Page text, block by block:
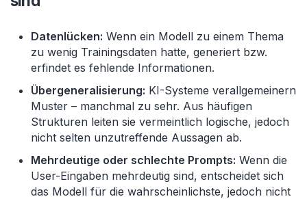
Datenlücken: Wenn ein Modell zu einem Thema
zu wenig Trainingsdaten hatte, generiert bzw.
erfindet es fehlende Informationen.
Übergeneralisierung: KI-Systeme verallgemeinern
Muster – manchmal zu sehr. Aus häufigen
Strukturen leiten sie vermeintlich logische, jedoch
nicht selten unzutreffende Aussagen ab.
Mehrdeutige oder schlechte Prompts: Wenn die
User-Eingaben mehrdeutig sind, entscheidet sich
das Modell für die wahrscheinlichste, jedoch nicht